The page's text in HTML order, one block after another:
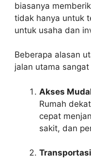
biasanya
tidak hanya untuk
untuk usaha dan
Beberapa alasan
jalan utama
Akses
Rumah
cepat
sakit, dan